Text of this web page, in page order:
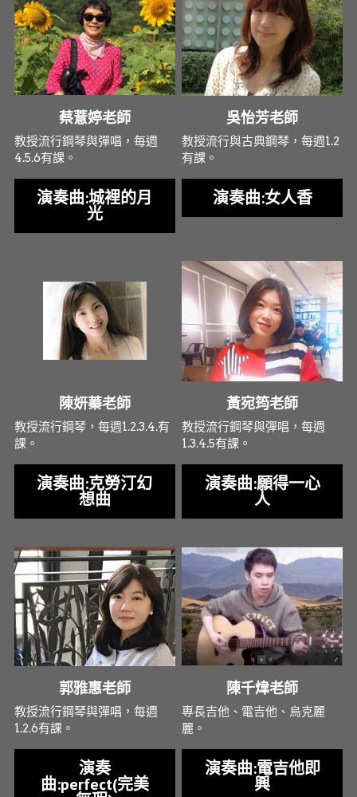
蔡薏婷老師
教授流行鋼琴與彈唱，每週
4.5.6有課。
演奏曲:城裡的月
光
吳怡芳老師
教授流行與古典鋼琴，每週1.2
有課。
演奏曲:女人香
陳妍蓁老師
教授流行鋼琴，每週1.2.3.4.有
課。
演奏曲:克勞汀幻
想曲
黃宛筠老師
教授流行鋼琴與彈唱，每週
1.3.4.5有課。
演奏曲:願得一心
人
郭雅惠老師
教授流行鋼琴與彈唱，每週
1.2.6有課。
演奏
曲:perfect(完美
陳千煒老師
專長吉他、電吉他、烏克麗
麗。
演奏曲:電吉他即
興